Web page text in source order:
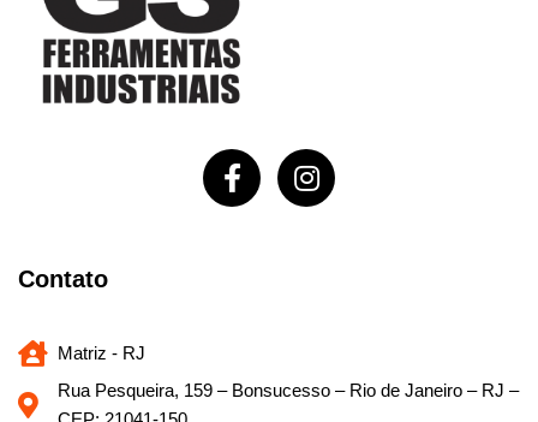
Contato
Matriz - RJ
Rua Pesqueira, 159 – Bonsucesso – Rio de Janeiro – RJ –